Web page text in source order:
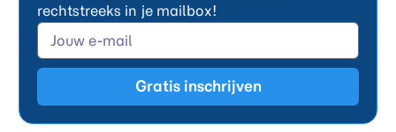
rechtstreeks in je mailbox!
Gratis inschrijven